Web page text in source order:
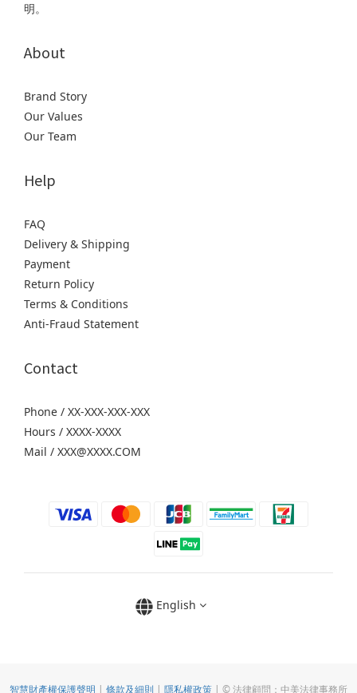
明。
About
Brand Story
Our Values
Our Team
Help
FAQ
Delivery & Shipping
Payment
Return Policy
Terms & Conditions
Anti-Fraud Statement
Contact
Phone / XX-XXX-XXX-XXX
Hours / XXXX-XXXX
Mail / XXX@XXXX.COM
English
智慧財產權保護聲明 | 條款及細則 | 隱私權政策 | © 法律顧問：中美法律事務所